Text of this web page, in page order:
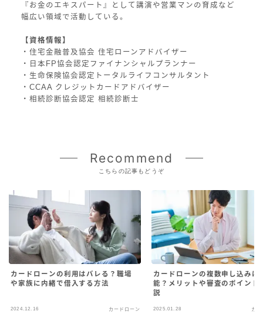
『お金のエキスパート』として講演や営業マンの育成など
幅広い領域で活動している。
【資格情報】
・住宅金融普及協会 住宅ローンアドバイザー
・日本FP協会認定ファイナンシャルプランナー
・生命保険協会認定トータルライフコンサルタント
・CCAA クレジットカードアドバイザー
・相続診断協会認定 相続診断士
Recommend
こちらの記事もどうぞ
カードローンの利用はバレる？職場
や家族に内緒で借入する方法
2024.12.16 カードローン
カードローンの複数申し込みは
能？メリットや審査のポイント
説
2025.01.28 カー